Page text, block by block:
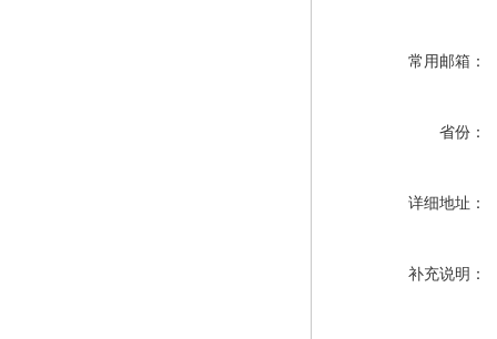
常用邮箱：
省份：
详细地址：
补充说明：